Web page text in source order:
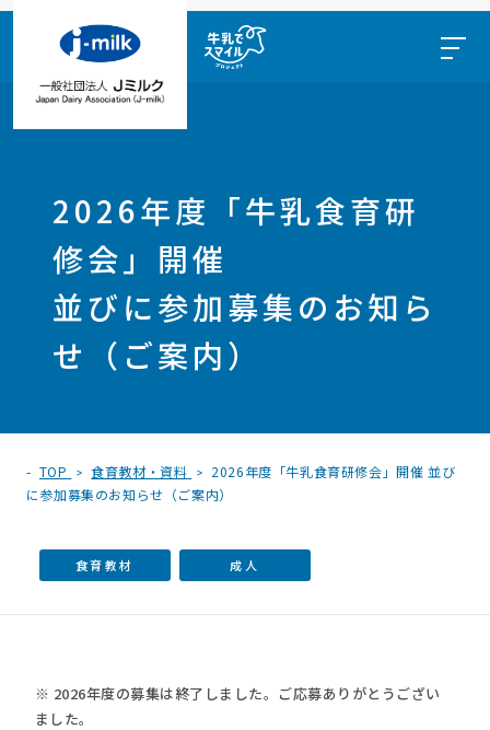
2026年度「牛乳食育研
修会」開催
並びに参加募集のお知ら
せ（ご案内）
TOP 食育教材・資料
2026年度「牛乳食育研修会」開催 並び
に参加募集のお知らせ（ご案内）
食育教材 成人
※ 2026年度の募集は終了しました。ご応募ありがとうござい
ました。